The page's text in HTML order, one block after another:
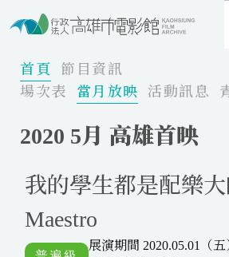
首頁
節目資訊
場次表
當月放映 活動訊息
2020 5月 高雄首映
我的學生都是配樂大
Maestro
展演期間 2020.05.01（五